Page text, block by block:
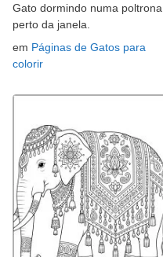
Gato dormindo numa poltrona
perto da janela.
em Páginas de Gatos para
colorir